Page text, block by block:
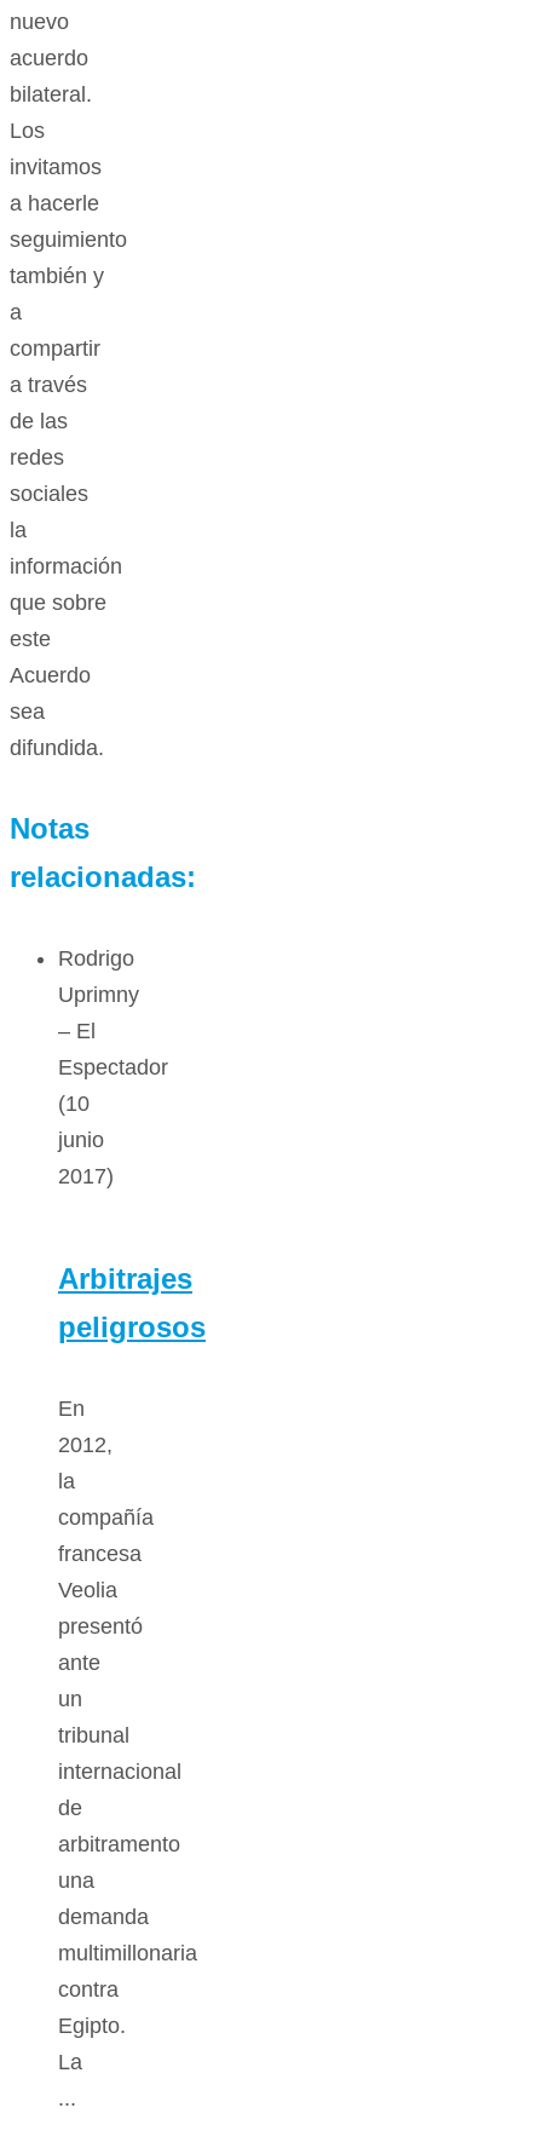
nuevo
acuerdo
bilateral.
Los
invitamos
a hacerle
seguimiento
también y
a
compartir
a través
de las
redes
sociales
la
información
que sobre
este
Acuerdo
sea
difundida.
Notas
relacionadas:
Rodrigo
Uprimny
– El
Espectador
(10
junio
2017)
Arbitrajes
peligrosos
En
2012,
la
compañía
francesa
Veolia
presentó
ante
un
tribunal
internacional
de
arbitramento
una
demanda
multimillonaria
contra
Egipto.
La
...